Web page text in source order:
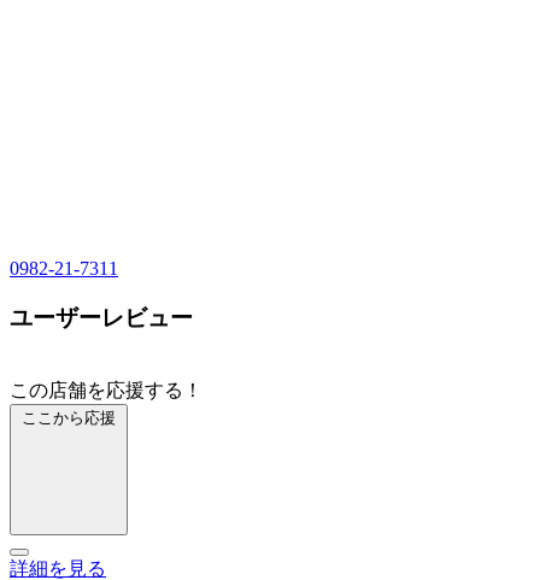
0982-21-7311
ユーザーレビュー
この店舗を応援する！
ここから応援
詳細を見る